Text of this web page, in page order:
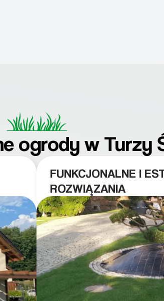
ogrody w Turzy
FUNKCJONALNE I
ROZWIĄZANIA